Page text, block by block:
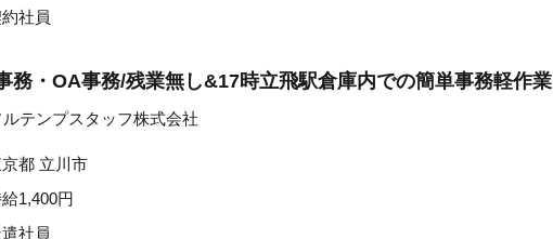
社員
務・OA事務/残業無し&17時立飛駅倉庫内での簡単事務軽作業
テンプスタッフ株式会社
都 立川市
1,400円
社員